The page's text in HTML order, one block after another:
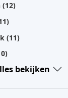
(12)
(11)
bekijken